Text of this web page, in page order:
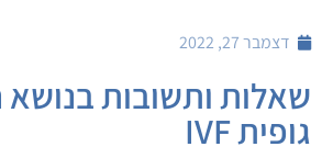
דצמבר 27, 2022
שאלות ותשובות בנושא
גופית IVF